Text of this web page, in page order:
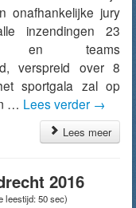
onafhankelijke jury
inzendingen 23
en teams
verspreid over 8
sportgala zal op
… Lees verder →
Lees meer
2016
leestijd: 50 sec)